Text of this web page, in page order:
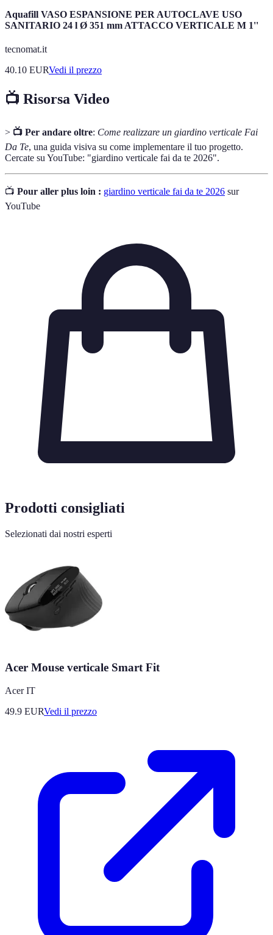
Aquafill VASO ESPANSIONE PER AUTOCLAVE USO
SANITARIO 24 l Ø 351 mm ATTACCO VERTICALE M 1''
tecnomat.it
40.10 EURVedi il prezzo
📺 Risorsa Video
> 📺 Per andare oltre: Come realizzare un giardino verticale Fai
Da Te, una guida visiva su come implementare il tuo progetto.
Cercate su YouTube: "giardino verticale fai da te 2026".
📺 Pour aller plus loin : giardino verticale fai da te 2026 sur
YouTube
Prodotti consigliati
Selezionati dai nostri esperti
Acer Mouse verticale Smart Fit
Acer IT
49.9 EURVedi il prezzo